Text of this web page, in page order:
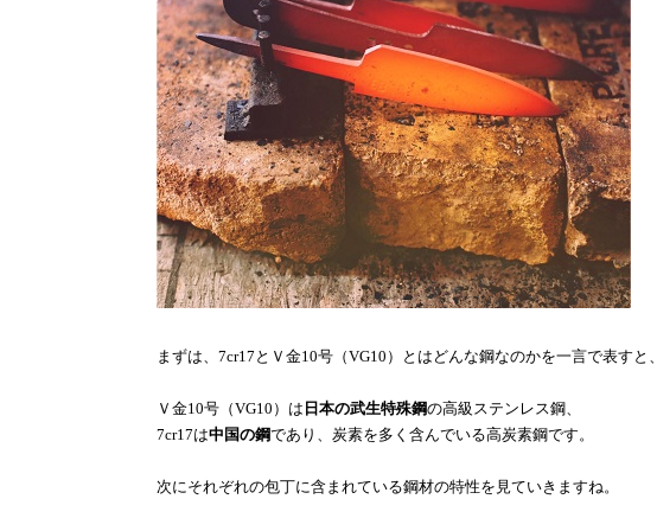
まずは、 7cr17 とＶ金10号（VG10 ）とはどんな鋼なのかを一言で表すと、
Ｖ金10号（VG10 ）は 日本の武生特殊鋼の高級ステンレス鋼、
7cr17は中国の鋼であり、炭素を多く含んでいる高炭素鋼です。
次にそれぞれの包丁に含まれている鋼材の特性を見ていきますね。